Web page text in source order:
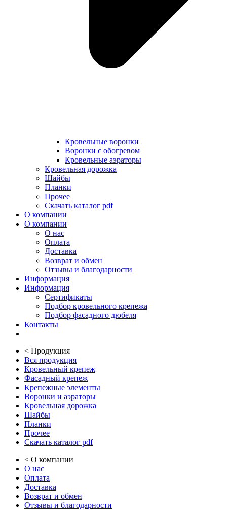
Кровельные воронки
Воронки с обогревом
Кровельные аэраторы
Кровельная дорожка
Шайбы
Планки
Прочее
Скачать каталог pdf
О компании
О компании
О нас
Оплата
Доставка
Возврат и обмен
Отзывы и благодарности
Информация
Информация
Сертификаты
Подбор кровельного крепежа
Подбор фасадного дюбеля
Контакты
< Продукция
Вся продукция
Кровельный крепеж
Фасадный крепеж
Крепежные элементы
Воронки и аэраторы
Кровельная дорожка
Шайбы
Планки
Прочее
Скачать каталог pdf
< О компании
О нас
Оплата
Доставка
Возврат и обмен
Отзывы и благодарности